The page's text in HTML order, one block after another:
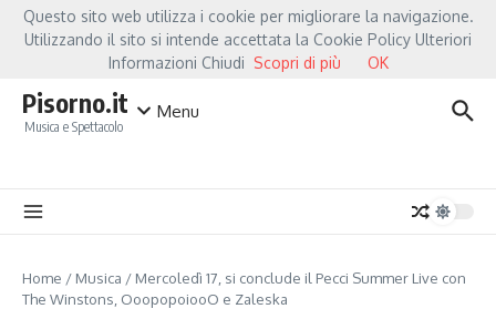
Salta al contenuto
Hot NewsFiorella Mannoia, a Capannori nasce “Anime Salve”: la data zero è un
Pisorno.it
Musica e Spettacolo
Menu
Home / Musica / Mercoledì 17, si conclude il Pecci Summer Live con
The Winstons, OoopopoiooO e Zaleska
Questo sito web utilizza i cookie per migliorare la navigazione.
Utilizzando il sito si intende accettata la Cookie Policy Ulteriori
Informazioni Chiudi Scopri di più OK